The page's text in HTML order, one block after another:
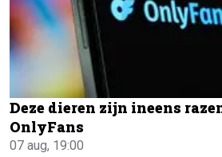
Deze dieren zijn ineens
OnlyFans
07 aug, 19:00